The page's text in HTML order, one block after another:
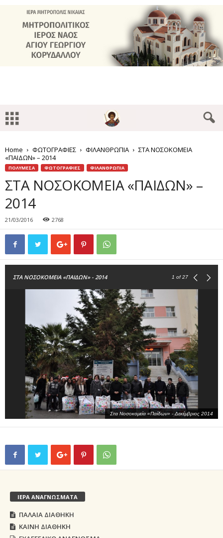
Home ΦΩΤΟΓΡΑΦΙΕΣ ΦΙΛΑΝΘΡΩΠΙΑ
ΣΤΑ ΝΟΣΟΚΟΜΕΙΑ
«ΠΑΙΔΩΝ» – 2014
ΠΟΛΥΜΕΣΑ ΦΩΤΟΓΡΑΦΙΕΣ ΦΙΛΑΝΘΡΩΠΙΑ
ΣΤΑ ΝΟΣΟΚΟΜΕΙΑ «ΠΑΙΔΩΝ» –
2014
21/03/2016 2768
ΣΤΑ ΝΟΣΟΚΟΜΕΙΑ «ΠΑΙΔΩΝ» - 2014 1 of 27
Στα Νοσοκομεία «Παίδων» - Δεκέμβριος 2014
ΙΕΡΑ ΑΝΑΓΝΩΣΜΑΤΑ
ΠΑΛΑΙΑ ΔΙΑΘΗΚΗ
ΚΑΙΝΗ ΔΙΑΘΗΚΗ